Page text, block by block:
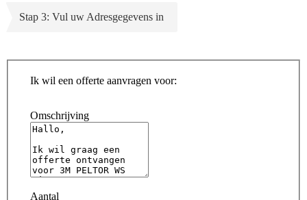
Stap 3: Vul uw Adresgegevens in
Ik wil een offerte aanvragen voor:
Omschrijving
Aantal